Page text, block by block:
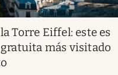
Torre Eiffel: este es
más visitado